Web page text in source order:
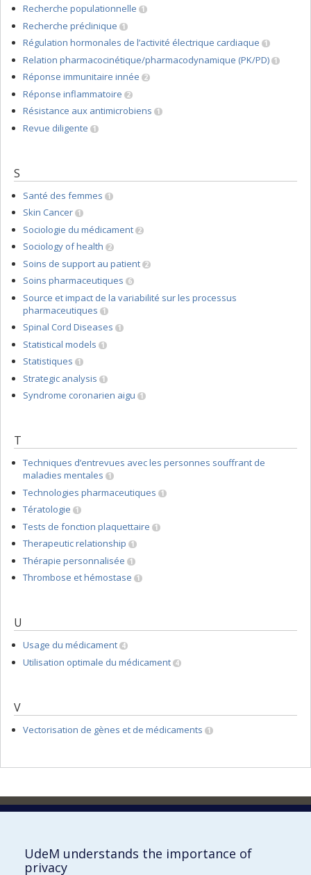
Recherche populationnelle 1
Recherche préclinique 1
Régulation hormonales de l’activité électrique cardiaque 1
Relation pharmacocinétique/pharmacodynamique (PK/PD) 1
Réponse immunitaire innée 2
Réponse inflammatoire 2
Résistance aux antimicrobiens 1
Revue diligente 1
S
Santé des femmes 1
Skin Cancer 1
Sociologie du médicament 2
Sociology of health 2
Soins de support au patient 2
Soins pharmaceutiques 6
Source et impact de la variabilité sur les processus
pharmaceutiques 1
Spinal Cord Diseases 1
Statistical models 1
Statistiques 1
Strategic analysis 1
Syndrome coronarien aigu 1
T
Techniques d’entrevues avec les personnes souffrant de
maladies mentales 1
Technologies pharmaceutiques 1
Tératologie 1
Tests de fonction plaquettaire 1
Therapeutic relationship 1
Thérapie personnalisée 1
Thrombose et hémostase 1
U
Usage du médicament 4
Utilisation optimale du médicament 4
V
Vectorisation de gènes et de médicaments 1
Faculty of Pharmacy
2940, chemin de Polytechnique,
Montréal, Québec H3T 1J4
UdeM understands the importance of
privacy